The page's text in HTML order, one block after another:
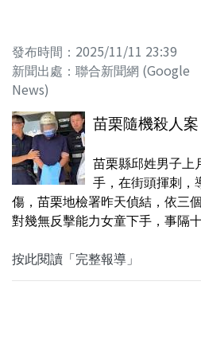
發布時間：2025/11/11 23:39
新聞出處：聯合新聞網 (Google
News)
苗栗隨機殺人
苗栗縣邱姓男子上
手，在街頭揮刺，
傷，苗栗地檢署昨天偵結，依三
對幾無反擊能力女童下手，事隔
按此閱讀「完整報導」